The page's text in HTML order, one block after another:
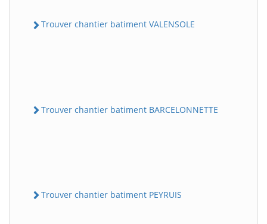
Trouver chantier batiment VALENSOLE
Trouver chantier batiment BARCELONNETTE
Trouver chantier batiment PEYRUIS